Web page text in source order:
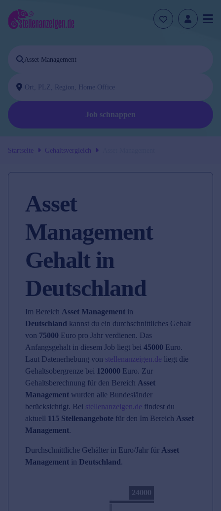
Job schnappen
Startseite Gehaltsvergleich
Asset
Management
Gehalt in
Deutschland
Im Bereich Asset Management in
Deutschland kannst du ein durchschnittliches Gehalt
von 75000 Euro pro Jahr verdienen. Das
Anfangsgehalt in diesem Job liegt bei 45000 Euro.
Laut Datenerhebung von stellenanzeigen.de liegt die
Gehaltsobergrenze bei 120000 Euro. Zur
Gehaltsberechnung für den Bereich Asset
Management wurden alle Bundesländer
berücksichtigt. Bei stellenanzeigen.de findest du
aktuell 115 Stellenangebote für den Im Bereich Asset
Management.
Durchschnittliche Gehälter in Euro/Jahr für Asset
Management in Deutschland.
24000